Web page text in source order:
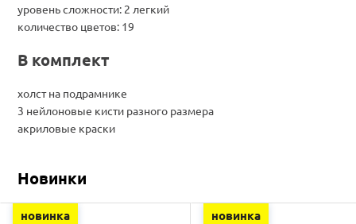
уровень сложности: 2 легкий
количество цветов: 19
В комплект
холст на подрамнике
3 нейлоновые кисти разного размера
акриловые краски
Новинки
новинка новинка